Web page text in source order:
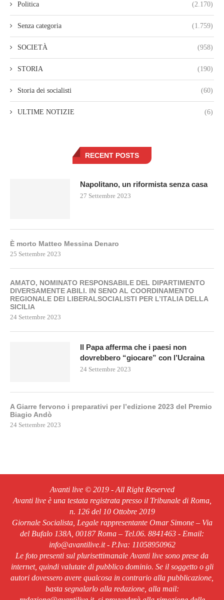
Politica (2.170)
Senza categoria (1.759)
SOCIETÀ (958)
STORIA (190)
Storia dei socialisti (60)
ULTIME NOTIZIE (6)
RECENT POSTS
Napolitano, un riformista senza casa
27 Settembre 2023
È morto Matteo Messina Denaro
25 Settembre 2023
AMATO, NOMINATO RESPONSABILE DEL DIPARTIMENTO
DIVERSAMENTE ABILI. IN SENO AL COORDINAMENTO
REGIONALE DEI LIBERALSOCIALISTI PER L’ITALIA DELLA
SICILIA
24 Settembre 2023
Il Papa afferma che i paesi non
dovrebbero “giocare” con l’Ucraina
24 Settembre 2023
A Giarre fervono i preparativi per l’edizione 2023 del Premio
Biagio Andò
24 Settembre 2023
Avanti live © 2019 - All Right Reserved
Avanti live è una testata registrata presso il Tribunale di Roma,
n. 126 del 10 Ottobre 2019
Giornale Socialista, Legale rappresentante Omar Simone – Via
del Bufalo 138A, 00187 Roma – Tel.06. 8841463 - Email:
info@avantilive.it - P.Iva: 11058950962
Le foto presenti sul plurisettimanale Avanti live sono prese da
internet, quindi valutate di pubblico dominio. Se il soggetto o gli
autori dovessero avere qualcosa in contrario alla pubblicazione,
basta segnalarlo alla redazione, alla mail: